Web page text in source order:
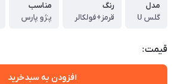
مدل
گلس U
رنگ
قرمز+فولکالر
مناسب
پژو پارس
قیمت:
افزودن به سبدخرید